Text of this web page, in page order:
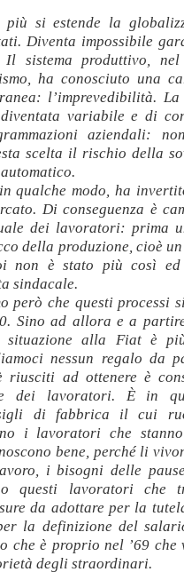
più si estende la
Diventa impossibile
sistema produttivo,
ha conosciuto una
l’imprevedibilità. La
variabile e di
aziendali:
scelta il rischio della
in qualche modo, ha
Di conseguenza è
dei lavoratori: prima
della produzione, cioè
non è stato più così
sindacale.
però che questi processi
Sino ad allora e a
situazione alla Fiat è
nessun regalo da
ad ottenere è
dei lavoratori. È in
di fabbrica il cui
i lavoratori che
bene, perché li
i bisogni delle
questi lavoratori che
da adottare per la
la definizione del
che è proprio nel ’69 che
degli straordinari.